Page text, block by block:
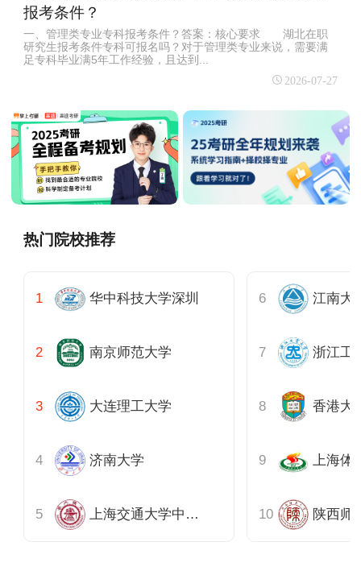
报考条件？
一、管理类专业专科报考条件？答案：核心要求 湖北在职
研究生报考条件专科可报名吗？对于管理类专业来说，需要满
足专科毕业满5年工作经验，且达到...
2026-07-27
热门院校推荐
华中科技大学深圳
南京师范大学
大连理工大学
济南大学
上海交通大学中银科技金融学院
江南大
浙江工
香港大
上海体
陕西师